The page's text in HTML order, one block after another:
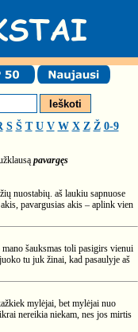
S Š T U V W X Z Ž 0-9
pavargęs
nuostabių. aš laukiu sapnuose
pavargusias akis – aplink vien
šauksmas toli pasigirs vienui
tu juk žinai, kad pasaulyje aš
mylėjai, bet mylėjai nuo
nereikia niekam, nes jos mirtis